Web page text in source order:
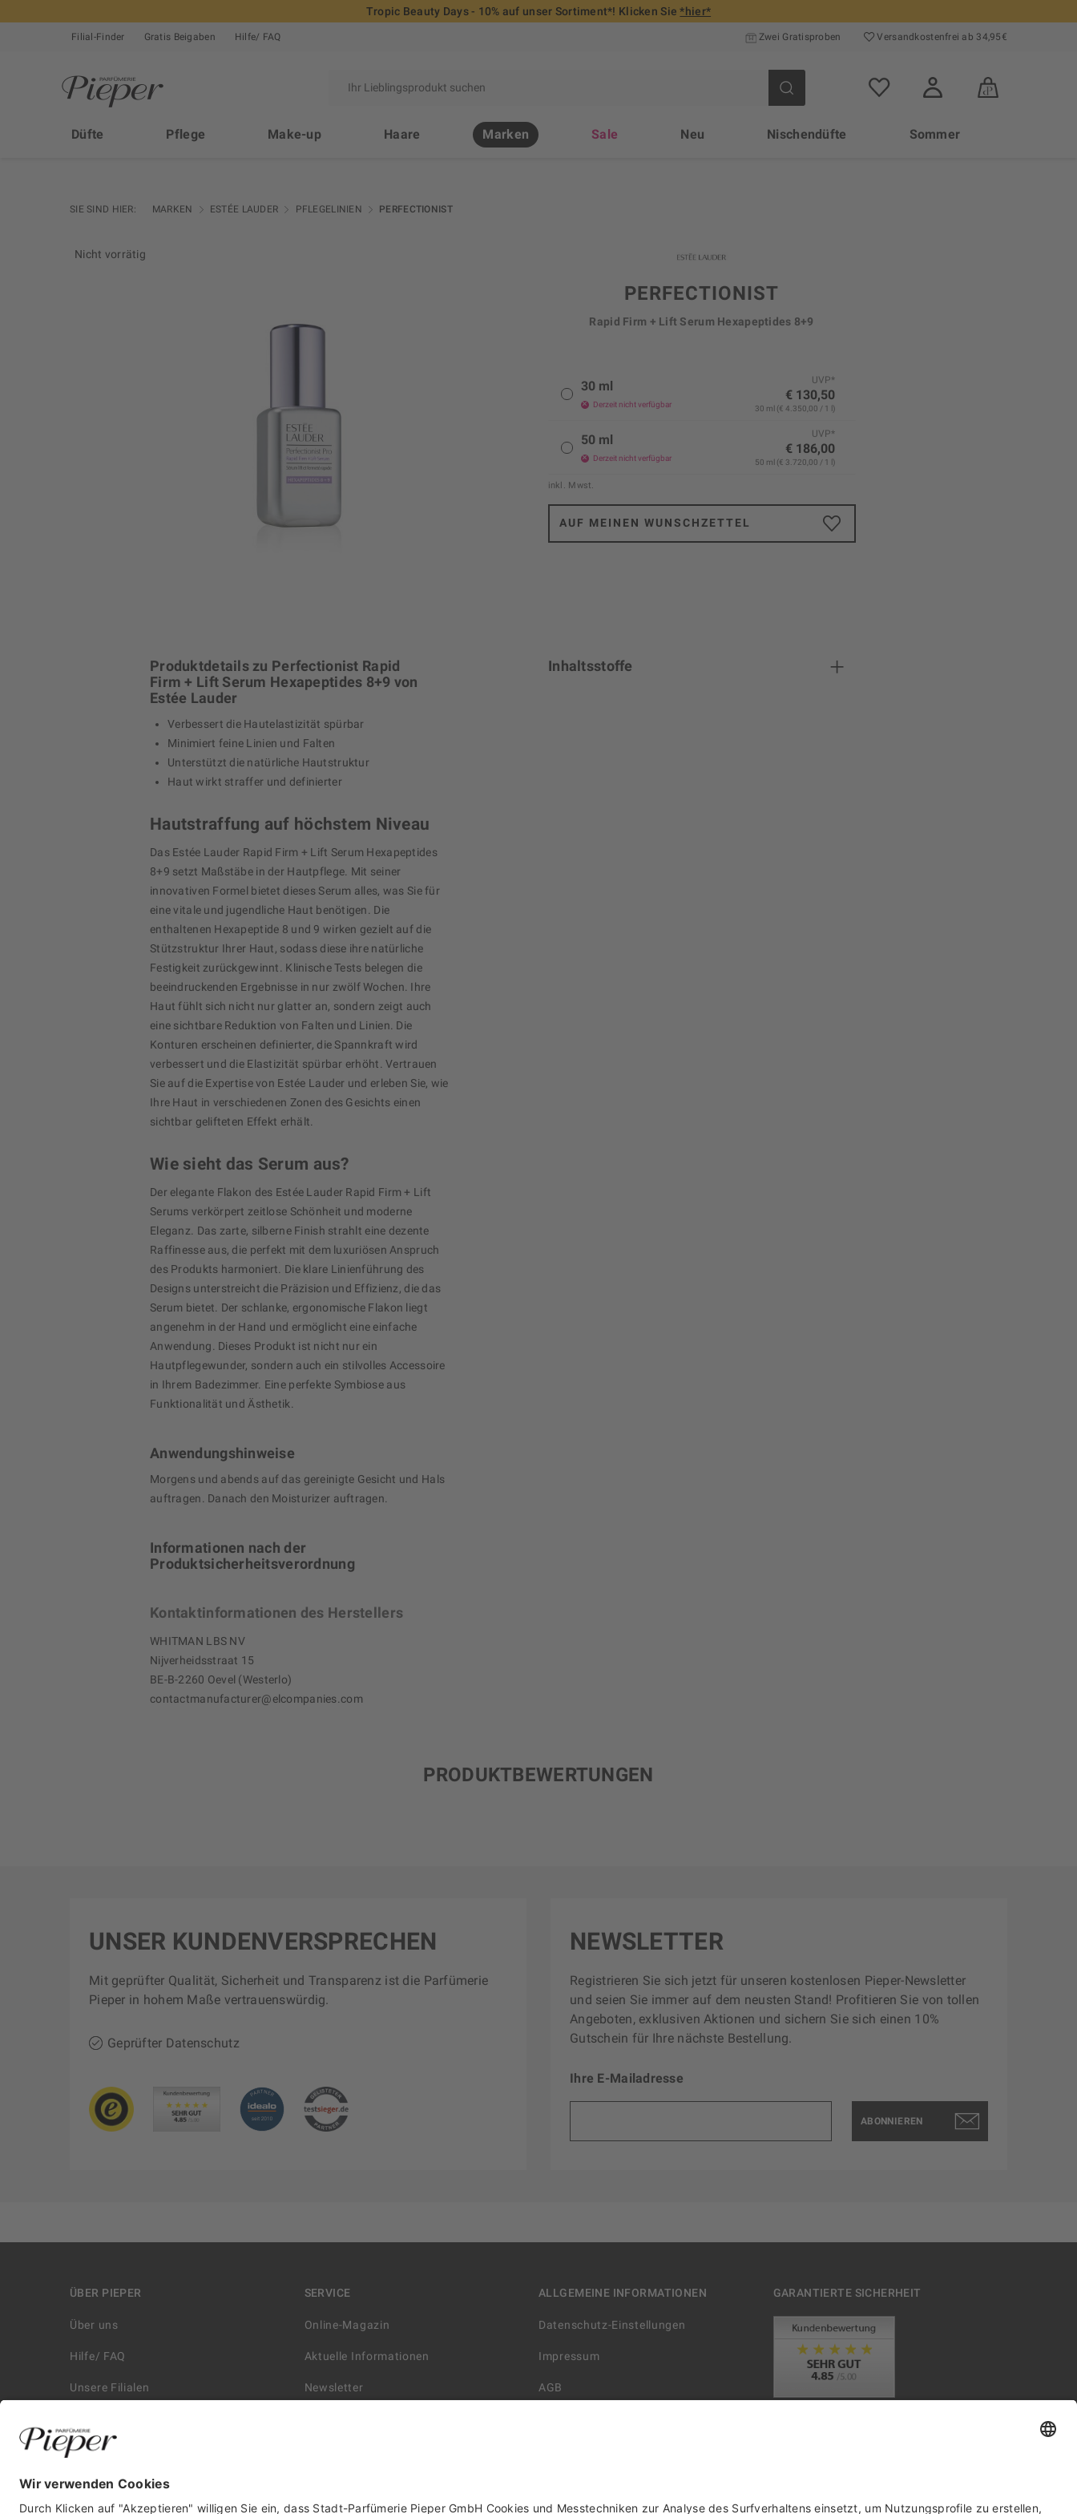
Tropic Beauty Days - 10% auf unser Sortiment*! Klicken Sie*hier*
Filial-Finder Gratis Beigaben Hilfe/ FAQ Zwei Gratisproben Versand­kosten­frei ab 34,95€
Düfte Pflege Make-up Haare Marken Sale Neu Nischendüfte Sommer
SIE SIND HIER: MARKEN ESTÉE LAUDER PFLEGELINIEN PERFECTIONIST
Nicht vorrätig
PERFECTIONIST
Rapid Firm + Lift Serum Hexapeptides 8+9
30 ml
Derzeit nicht verfügbar
UVP*
€ 130,50
30 ml (€ 4.350,00 / 1 l)
50 ml
Derzeit nicht verfügbar
UVP*
€ 186,00
50 ml (€ 3.720,00 / 1 l)
inkl. Mwst.
AUF MEINEN WUNSCHZETTEL
Produktdetails zu Perfectionist Rapid
Firm + Lift Serum Hexapeptides 8+9 von
Estée Lauder
Verbessert die Hautelastizität spürbar
Minimiert feine Linien und Falten
Unterstützt die natürliche Hautstruktur
Haut wirkt straffer und definierter
Hautstraffung auf höchstem Niveau
Das Estée Lauder Rapid Firm + Lift Serum Hexapeptides
8+9 setzt Maßstäbe in der Hautpflege. Mit seiner
innovativen Formel bietet dieses Serum alles, was Sie für
eine vitale und jugendliche Haut benötigen. Die
enthaltenen Hexapeptide 8 und 9 wirken gezielt auf die
Stützstruktur Ihrer Haut, sodass diese ihre natürliche
Festigkeit zurückgewinnt. Klinische Tests belegen die
beeindruckenden Ergebnisse in nur zwölf Wochen. Ihre
Haut fühlt sich nicht nur glatter an, sondern zeigt auch
eine sichtbare Reduktion von Falten und Linien. Die
Konturen erscheinen definierter, die Spannkraft wird
verbessert und die Elastizität spürbar erhöht. Vertrauen
Sie auf die Expertise von Estée Lauder und erleben Sie, wie
Ihre Haut in verschiedenen Zonen des Gesichts einen
sichtbar gelifteten Effekt erhält.
Wie sieht das Serum aus?
Der elegante Flakon des Estée Lauder Rapid Firm + Lift
Serums verkörpert zeitlose Schönheit und moderne
Eleganz. Das zarte, silberne Finish strahlt eine dezente
Raffinesse aus, die perfekt mit dem luxuriösen Anspruch
des Produkts harmoniert. Die klare Linienführung des
Designs unterstreicht die Präzision und Effizienz, die das
Serum bietet. Der schlanke, ergonomische Flakon liegt
angenehm in der Hand und ermöglicht eine einfache
Anwendung. Dieses Produkt ist nicht nur ein
Hautpflegewunder, sondern auch ein stilvolles Accessoire
in Ihrem Badezimmer. Eine perfekte Symbiose aus
Funktionalität und Ästhetik.
Anwendungshinweise
Morgens und abends auf das gereinigte Gesicht und Hals
auftragen. Danach den Moisturizer auftragen.
Informationen nach der
Produktsicherheitsverordnung
Kontaktinformationen des Herstellers
WHITMAN LBS NV
Nijverheidsstraat 15
BE-B-2260 Oevel (Westerlo)
contactmanufacturer@elcompanies.com
Inhaltsstoffe
PRODUKTBEWERTUNGEN
NEWSLETTER
Registrieren Sie sich jetzt für unseren kostenlosen Pieper-Newsletter
und seien Sie immer auf dem neusten Stand! Profitieren Sie von tollen
Angeboten, exklusiven Aktionen und sichern Sie sich einen 10%
Gutschein für Ihre nächste Bestellung.
Ihre E-Mailadresse
ABONNIEREN
UNSER KUNDENVERSPRECHEN
Mit geprüfter Qualität, Sicherheit und Transparenz ist die Parfümerie
Pieper in hohem Maße vertrauenswürdig.
Geprüfter Datenschutz
ÜBER PIEPER
Über uns
Hilfe/ FAQ
Unsere Filialen
Historie
Affiliate
SERVICE
Online-Magazin
Aktuelle Informationen
Newsletter
ALLGEMEINE INFORMATIONEN
Datenschutz-Einstellungen
Impressum
AGB
GARANTIERTE SICHERHEIT